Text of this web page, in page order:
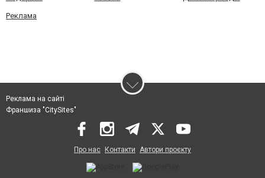
Реклама
Реклама на сайті
Франшиза "CitySites"
Про нас Контакти Автори проєкту